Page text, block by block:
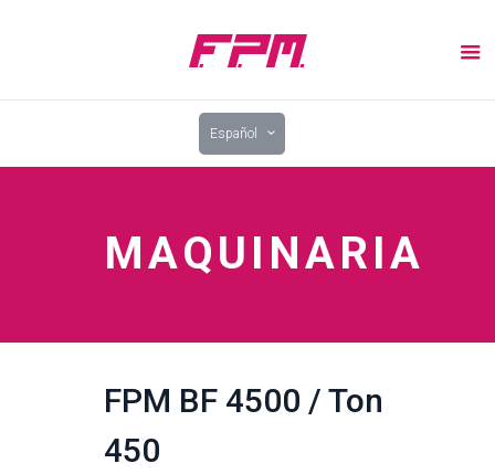
Español
MAQUINARIA
FPM BF 4500 / Ton
450